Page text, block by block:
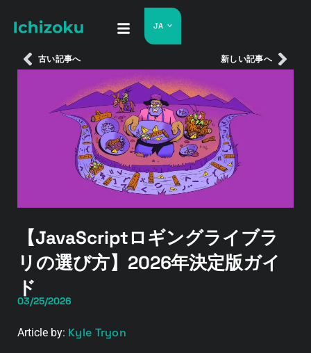
JA
古い記事へ 新しい記事へ
【JavaScriptロギングライブラ
リの選び方】2026年決定版ガイ
ド
03/25/2026
Article by: Kyle Tryon